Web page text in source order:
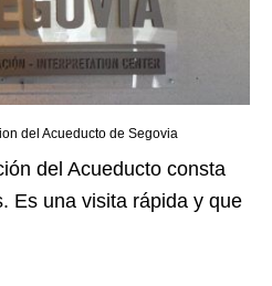
del Acueducto de Segovia
del Acueducto consta
Es una visita rápida y que